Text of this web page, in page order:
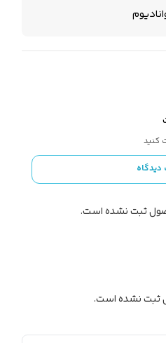
کنید
دیدگاه
ثبت نشده است.
ثبت نشده است.